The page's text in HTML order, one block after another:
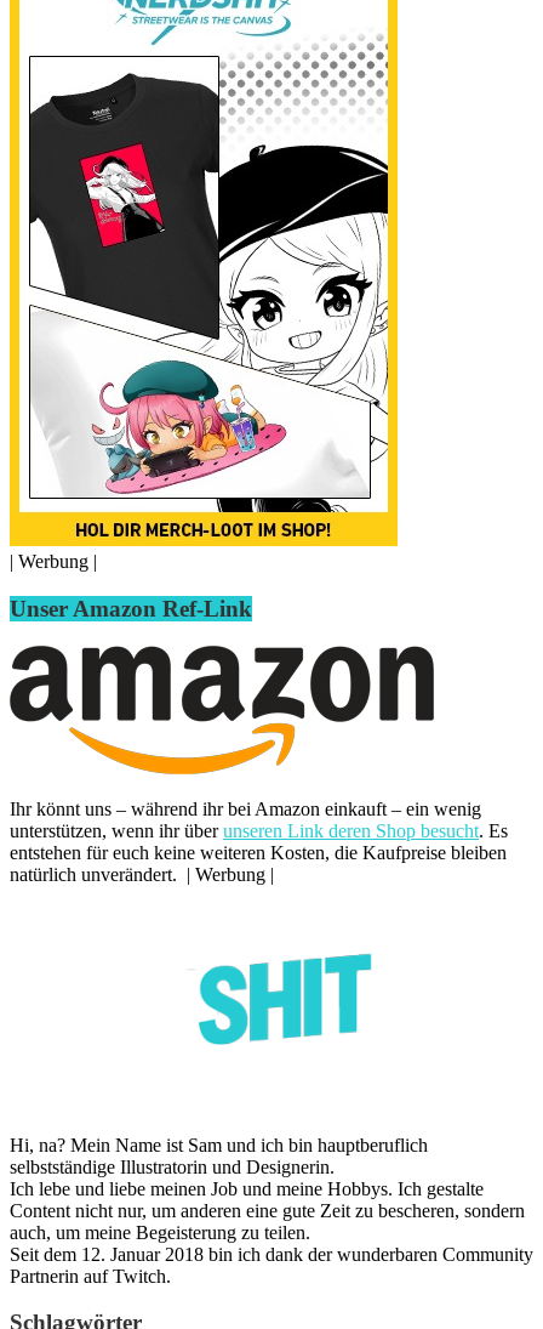
| Werbung |
Unser Amazon Ref-Link
Ihr könnt uns – während ihr bei Amazon einkauft – ein wenig
unterstützen, wenn ihr überunseren Link deren Shop besucht. Es
entstehen für euch keine weiteren Kosten, die Kaufpreise bleiben
natürlich unverändert. | Werbung |
Hi, na? Mein Name ist Sam und ich bin hauptberuflich
selbstständige Illustratorin und Designerin.
Ich lebe und liebe meinen Job und meine Hobbys. Ich gestalte
Content nicht nur, um anderen eine gute Zeit zu bescheren, sondern
auch, um meine Begeisterung zu teilen.
Seit dem 12. Januar 2018 bin ich dank der wunderbaren Community
Partnerin auf Twitch.
Schlagwörter